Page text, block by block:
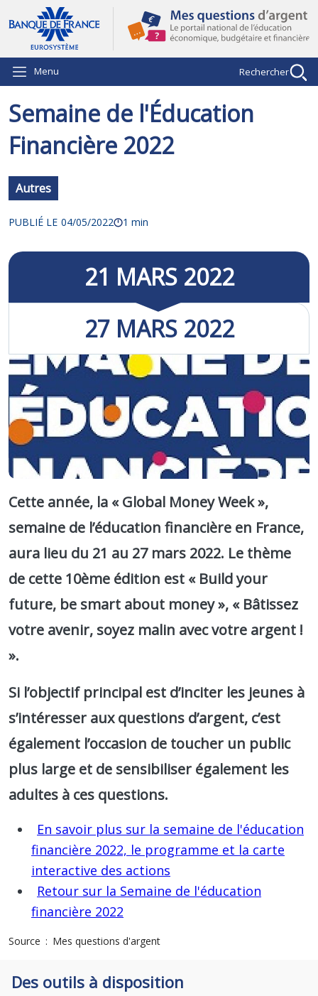
Aller au contenu principal
Menu Rechercher
Semaine de l'Éducation
Financière 2022
Autres
PUBLIÉ LE 04/05/2022 1 min
21 MARS 2022
27 MARS 2022
Cette année, la «Global Money Week»,
semaine de l’éducation financière en France,
aura lieu du 21 au 27 mars 2022. Le thème
de cette 10ème édition est « Build your
future, be smart about money», « Bâtissez
votre avenir, soyez malin avec votre argent !
».
Si l’objectif principal est d’inciter les jeunes à
s’intéresser aux questions d’argent, c’est
également l’occasion de toucher un public
plus large et de sensibiliser également les
adultes à ces questions.
En savoir plus sur la semaine de l'éducation
financière 2022, le programme et la carte
interactive des actions
Retour sur la Semaine de l'éducation
financière 2022
Source Mes questions d'argent
Des outils à disposition